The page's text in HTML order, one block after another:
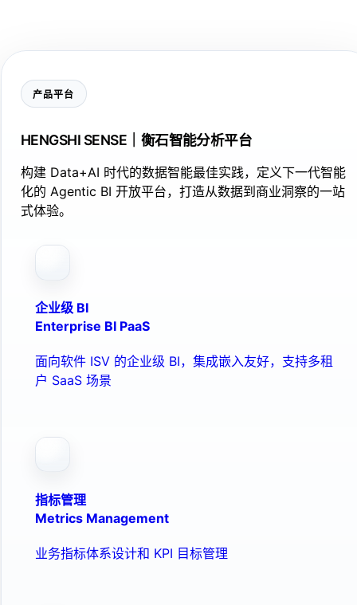
产品平台
HENGSHI SENSE｜衡石智能分析平台
构建 Data+AI 时代的数据智能最佳实践，定义下一代智能
化的 Agentic BI 开放平台，打造从数据到商业洞察的一站
式体验。
企业级 BI
Enterprise BI PaaS
面向软件 ISV 的企业级 BI，集成嵌入友好，支持多租
户 SaaS 场景
指标管理
Metrics Management
业务指标体系设计和 KPI 目标管理